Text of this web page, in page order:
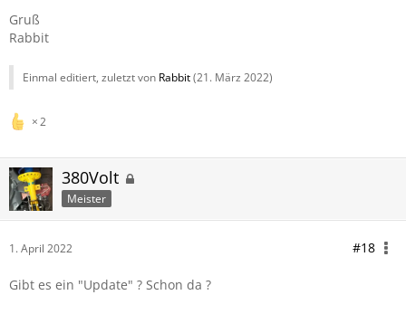
Gruß
Rabbit
Einmal editiert, zuletzt von Rabbit(21. März 2022)
2
380Volt
Meister
1. April 2022 #18
Gibt es ein "Update" ? Schon da ?